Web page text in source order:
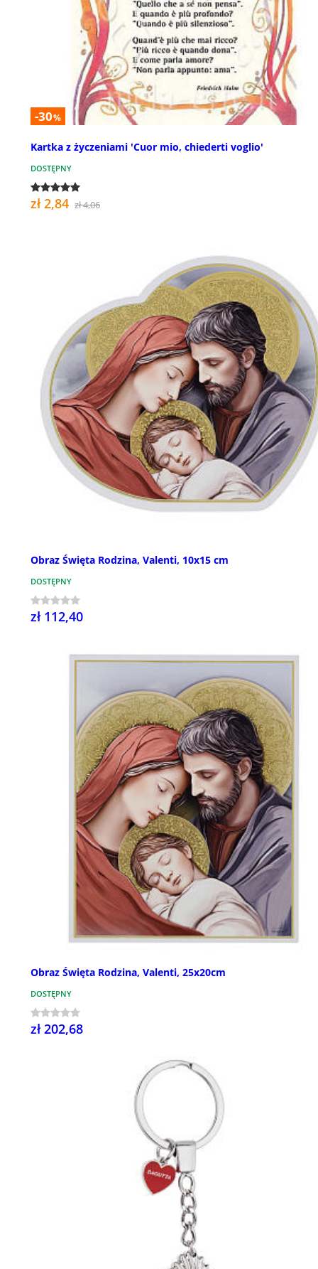
-30%
Kartka z życzeniami 'Cuor mio, chiederti voglio'
DOSTĘPNY
zł 2,84 zł 4,06
Obraz Święta Rodzina, Valenti, 10x15 cm
DOSTĘPNY
zł 112,40
Obraz Święta Rodzina, Valenti, 25x20cm
DOSTĘPNY
zł 202,68